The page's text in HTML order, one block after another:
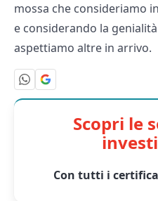
mossa che consideriamo
e considerando la
aspettiamo altre in arrivo.
Scopri le
Con tutti i